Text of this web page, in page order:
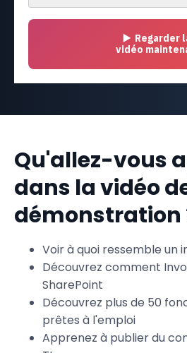
Qu'allez-vous
dans la vidéo
démonstration
Voir à quoi ressemble un
Découvrez comment
SharePoint
Découvrez plus de 50
prêtes à l'emploi
Apprenez à publier du